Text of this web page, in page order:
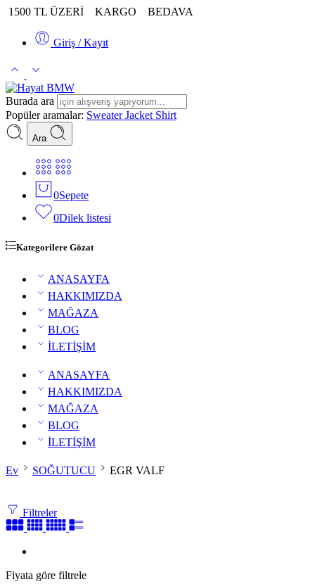
1500 TL ÜZERİ KARGO BEDAVA
Giriş / Kayıt
Burada ara
Popüler aramalar: SweaterJacket Shirt
Ara
0Sepete
0Dilek listesi
Kategorilere Gözat
ANASAYFA
HAKKIMIZDA
MAĞAZA
BLOG
İLETİŞİM
ANASAYFA
HAKKIMIZDA
MAĞAZA
BLOG
İLETİŞİM
Ev SOĞUTUCU EGR VALF
Filtreler
Fiyata göre filtrele